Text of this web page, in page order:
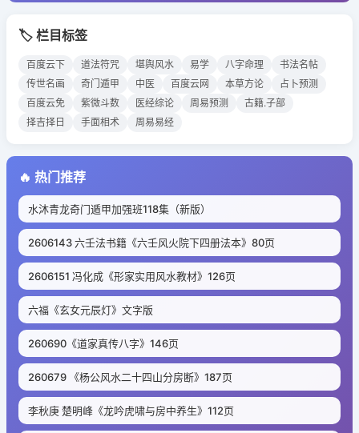
🏷️ 栏目标签
百度云下 道法符咒 堪舆风水 易学 八字命理
书法名帖
传世名画
奇门遁甲 中医 百度云网 本草方论
占卜预测
百度云免
紫微斗数 医经综论 周易预测
古籍.子部
择吉择日
手面相术 周易易经
🔥 热门推荐
水沐青龙奇门遁甲加强班118集（新版）
2606143 六壬法书籍《​六壬风火院下四册法本》80页
2606151 冯化成《形家实用风水教材》126页
六福《玄女元辰灯》文字版
260690《道家真传八字》146页
260679 《杨公风水二十四山分房断》187页
李秋庚 楚明峰《龙吟虎啸与房中养生》112页